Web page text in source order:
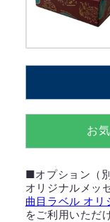
お
■オプション（別
オリジナルメッ
曲目ラベル オリ
をご利用いただ